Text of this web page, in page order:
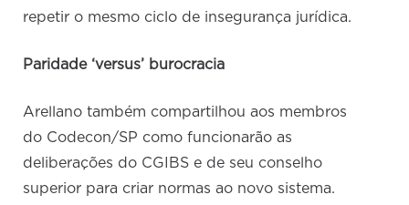
repetir o mesmo ciclo de insegurança jurídica.
Paridade ‘versus’ burocracia
Arellano também compartilhou aos membros
do Codecon/SP como funcionarão as
deliberações do CGIBS e de seu conselho
superior para criar normas ao novo sistema.